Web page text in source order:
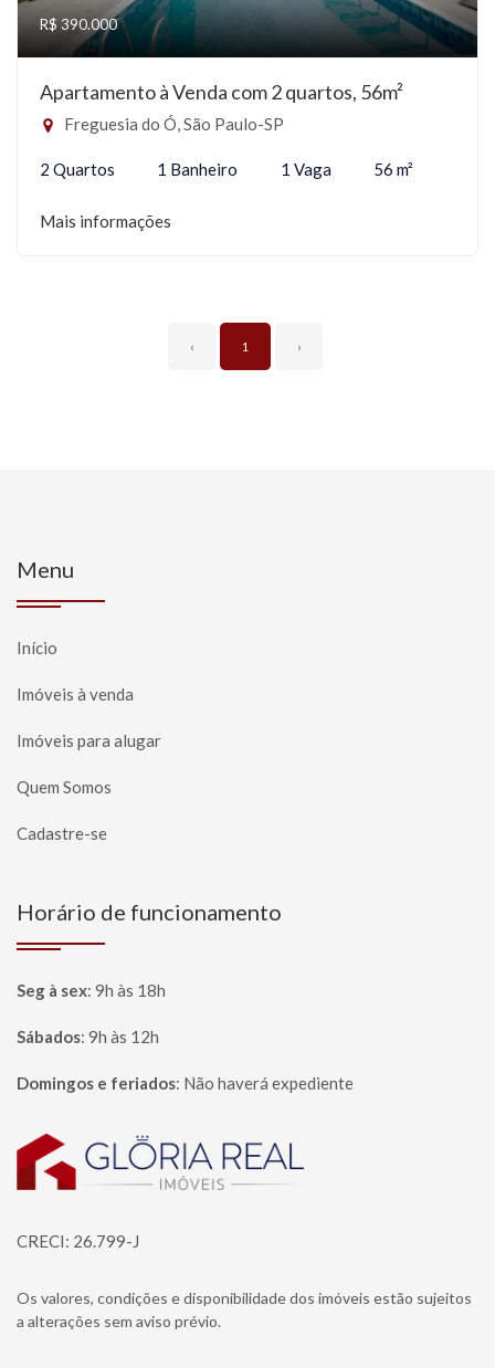
R$ 390.000
Apartamento à Venda com 2 quartos, 56m²
Freguesia do Ó, São Paulo-SP
2 Quartos 1 Banheiro 1 Vaga 56 m²
Mais informações
‹ 1 ›
Menu
Início
Imóveis à venda
Imóveis para alugar
Quem Somos
Cadastre-se
Horário de funcionamento
Seg à sex: 9h às 18h
Sábados: 9h às 12h
Domingos e feriados: Não haverá expediente
Página inicial
CRECI: 26.799-J
Os valores, condições e disponibilidade dos imóveis estão sujeitos
a alterações sem aviso prévio.